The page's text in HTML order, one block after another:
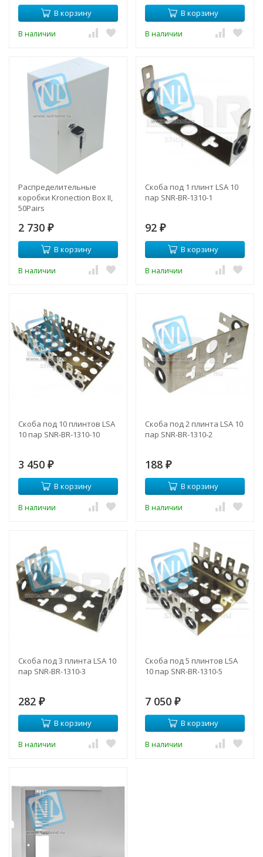
В корзину
В наличии
В корзину
В наличии
Распределительные
коробки Kronection Box II,
50Pairs
2 730 ₽
В корзину
В наличии
Скоба под 1 плинт LSA 10
пар SNR-BR-1310-1
92 ₽
В корзину
В наличии
Скоба под 10 плинтов LSA
10 пар SNR-BR-1310-10
3 450 ₽
В корзину
В наличии
Скоба под 2 плинта LSA 10
пар SNR-BR-1310-2
188 ₽
В корзину
В наличии
Скоба под 3 плинта LSA 10
пар SNR-BR-1310-3
282 ₽
В корзину
В наличии
Скоба под 5 плинтов LSA
10 пар SNR-BR-1310-5
7 050 ₽
В корзину
В наличии